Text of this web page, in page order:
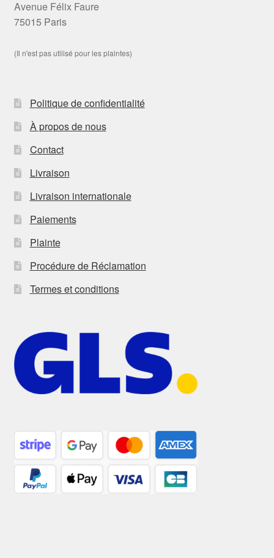
Avenue Félix Faure
75015 Paris
(Il n'est pas utilisé pour les plaintes)
Politique de confidentialité
À propos de nous
Contact
Livraison
Livraison internationale
Paiements
Plainte
Procédure de Réclamation
Termes et conditions